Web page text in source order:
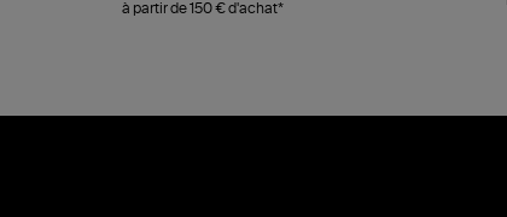
à partir de 150 € d'achat*